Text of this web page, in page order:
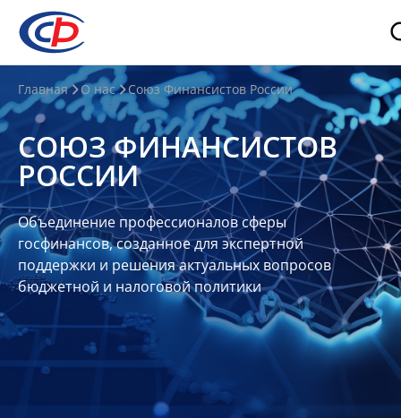
О
нас
О
СФР
Совет
Союза
Участники
Планы
отчеты
Контакты
Главная О нас Союз Финансистов России
СОЮЗ ФИНАНСИСТОВ
РОССИИ
Объединение профессионалов сферы
госфинансов, созданное для экспертной
поддержки и решения актуальных вопросов
бюджетной и налоговой политики